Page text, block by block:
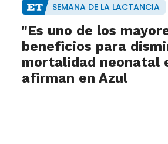
SEMANA DE LA LACTANCIA
"Es uno de los
beneficios para
mortalidad neonatal
afirman en Azul